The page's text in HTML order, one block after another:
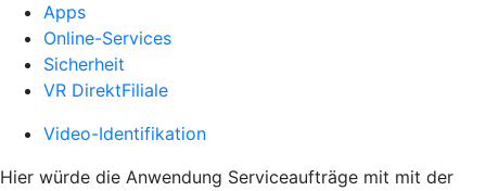
Apps
Online-Services
Sicherheit
VR DirektFiliale
Video-Identifikation
Hier würde die Anwendung Serviceaufträge mit mit der